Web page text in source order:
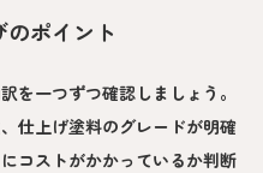
ポイント
を一つずつ確認しましょう。
仕上げ塗料のグレードが明確
コストがかかっているか判断